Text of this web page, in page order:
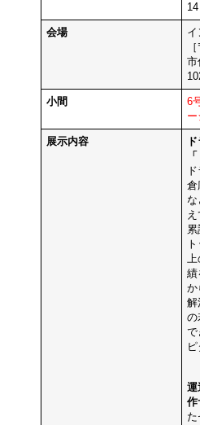
会場
イ
市
小間
6
ー
展示内容
倉
な
累
上
績
か
解
の
で
運
作